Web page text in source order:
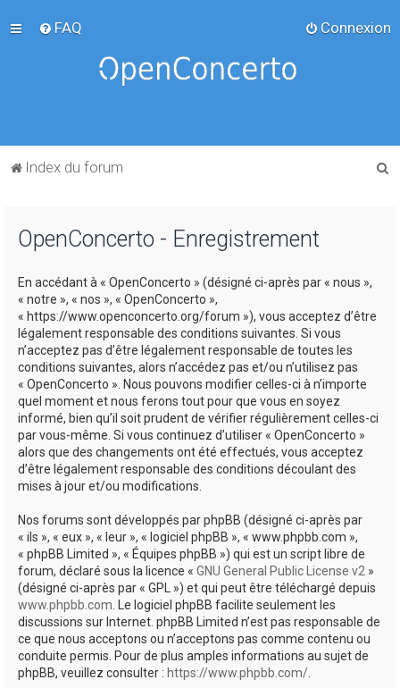
FAQ Connexion
Index du forum
OpenConcerto - Enregistrement
En accédant à « OpenConcerto » (désigné ci-après par « nous »,
« notre », « nos », « OpenConcerto »,
« https://www.openconcerto.org/forum »), vous acceptez d’être
légalement responsable des conditions suivantes. Si vous
n’acceptez pas d’être légalement responsable de toutes les
conditions suivantes, alors n’accédez pas et/ou n’utilisez pas
« OpenConcerto ». Nous pouvons modifier celles-ci à n’importe
quel moment et nous ferons tout pour que vous en soyez
informé, bien qu’il soit prudent de vérifier régulièrement celles-ci
par vous-même. Si vous continuez d’utiliser « OpenConcerto »
alors que des changements ont été effectués, vous acceptez
d’être légalement responsable des conditions découlant des
mises à jour et/ou modifications.
Nos forums sont développés par phpBB (désigné ci-après par
« ils », « eux », « leur », « logiciel phpBB », « www.phpbb.com »,
« phpBB Limited », « Équipes phpBB ») qui est un script libre de
forum, déclaré sous la licence « GNU General Public License v2 »
(désigné ci-après par « GPL ») et qui peut être téléchargé depuis
www.phpbb.com. Le logiciel phpBB facilite seulement les
discussions sur Internet. phpBB Limited n’est pas responsable de
ce que nous acceptons ou n’acceptons pas comme contenu ou
conduite permis. Pour de plus amples informations au sujet de
phpBB, veuillez consulter : https://www.phpbb.com/.